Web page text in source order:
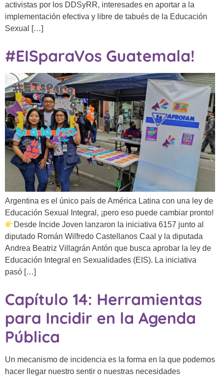
activistas por los DDSyRR, interesades en aportar a la
implementación efectiva y libre de tabués de la Educación
Sexual […]
#EISparaVos Guatemala!
Argentina es el único país de América Latina con una ley de
Educación Sexual Integral, ¡pero eso puede cambiar pronto!
Desde Incide Joven lanzaron la iniciativa 6157 junto al
diputado Román Wilfredo Castellanos Caal y la diputada
Andrea Beatriz Villagrán Antón que busca aprobar la ley de
Educación Integral en Sexualidades (EIS). La iniciativa
pasó […]
Capítulo 14: Herramientas
para Incidir en la Agenda
Pública
Un mecanismo de incidencia es la forma en la que podemos
hacer llegar nuestro sentir o nuestras necesidades